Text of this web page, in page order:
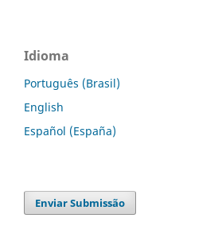
Idioma
Português (Brasil)
English
Español (España)
Enviar Submissão